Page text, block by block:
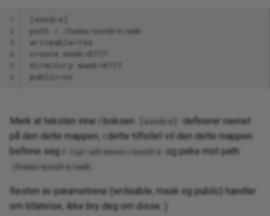
Merk at teksten inne i boksen [sondre]
definerer navnet
på den delte mappen, i dette tilfellet vil den delte mappen
befinne seg i
<ip-adresse>/sondre og peke mot path:
/home/sondre/smb
Resten av parametrene (writeable, mask og public) handler
om tillatelse, ikke bry deg om disse :)